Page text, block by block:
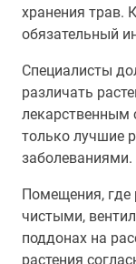
хранения трав.
обязательный
Специалисты
различать
лекарственным
только лучшие
заболеваниями.
Помещения,
чистыми,
поддонах на
растения